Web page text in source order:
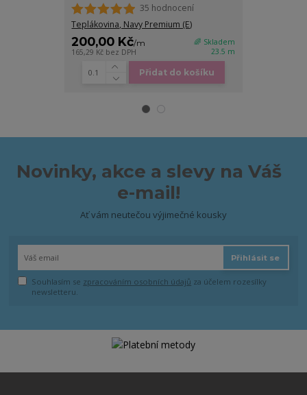
35 hodnocení
Teplákovina, Navy Premium (E)
200,00 Kč/m
165,29 Kč bez DPH
🌈 Skladem
23.5 m
Přidat do košíku
Novinky, akce a slevy na Váš
e-mail!
Ať vám neutečou výjimečné kousky
Přihlásit se
Souhlasím se zpracováním osobních údajů za účelem rozesílky
newsletteru.